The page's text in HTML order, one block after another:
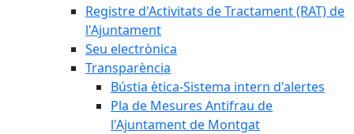
Registre d'Activitats de Tractament (RAT) de
l'Ajuntament
Seu electrònica
Transparència
Bústia ètica-Sistema intern d'alertes
Pla de Mesures Antifrau de
l'Ajuntament de Montgat